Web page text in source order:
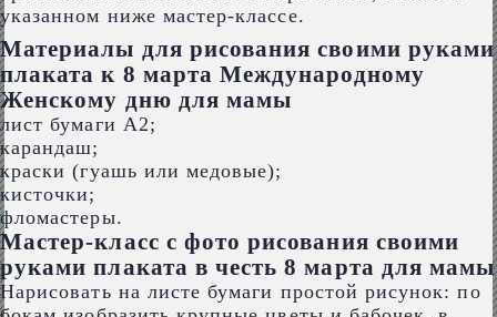
указанном ниже мастер-классе.
Материалы для рисования своими руками
плаката к 8 марта Международному
Женскому дню для мамы
лист бумаги А2;
карандаш;
краски (гуашь или медовые);
кисточки;
фломастеры.
Мастер-класс с фото рисования своими
руками плаката в честь 8 марта для мамы
Нарисовать на листе бумаги простой рисунок: по